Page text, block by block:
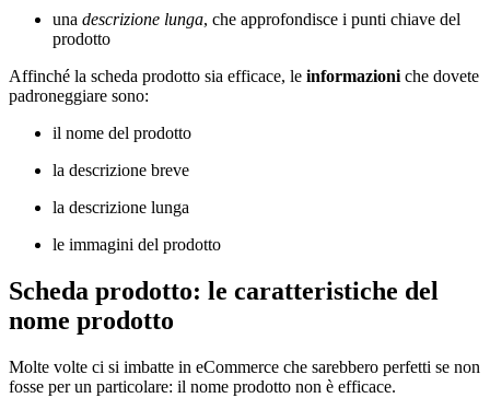
una descrizione lunga, che approfondisce i punti chiave del
prodotto
Affinché la scheda prodotto sia efficace, le informazioni che dovete
padroneggiare sono:
il nome del prodotto
la descrizione breve
la descrizione lunga
le immagini del prodotto
Scheda prodotto: le caratteristiche del
nome prodotto
Molte volte ci si imbatte in eCommerce che sarebbero perfetti se non
fosse per un particolare: il nome prodotto non è efficace.